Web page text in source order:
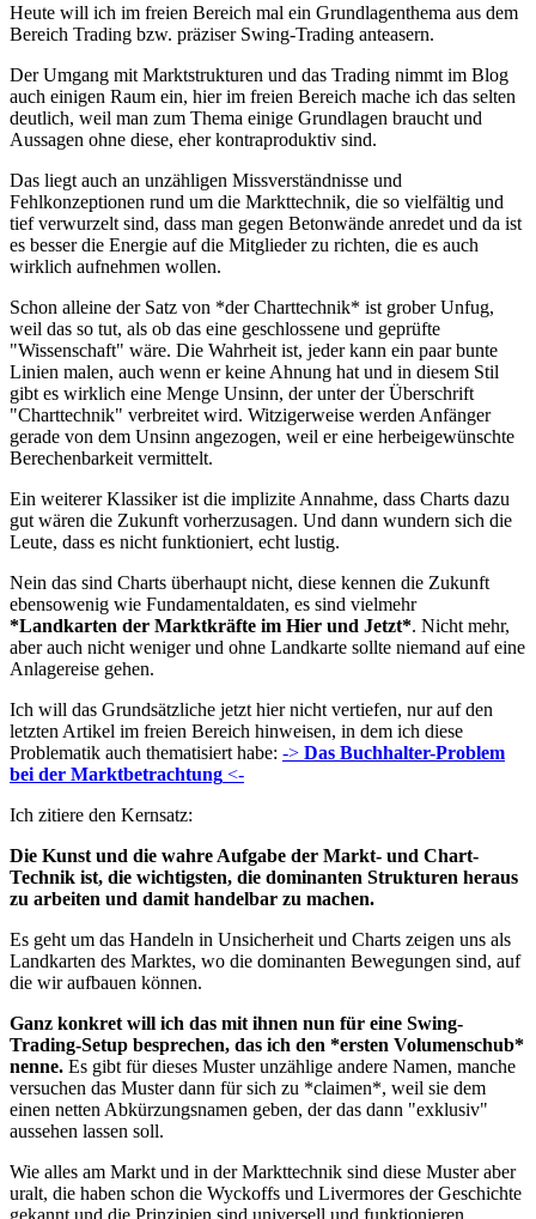
Heute will ich im freien Bereich mal ein Grundlagenthema aus dem
Bereich Trading bzw. präziser Swing-Trading anteasern.
Der Umgang mit Marktstrukturen und das Trading nimmt im Blog
auch einigen Raum ein, hier im freien Bereich mache ich das selten
deutlich, weil man zum Thema einige Grundlagen braucht und
Aussagen ohne diese, eher kontraproduktiv sind.
Das liegt auch an unzähligen Missverständnisse und
Fehlkonzeptionen rund um die Markttechnik, die so vielfältig und
tief verwurzelt sind, dass man gegen Betonwände anredet und da ist
es besser die Energie auf die Mitglieder zu richten, die es auch
wirklich aufnehmen wollen.
Schon alleine der Satz von *der Charttechnik* ist grober Unfug,
weil das so tut, als ob das eine geschlossene und geprüfte
"Wissenschaft" wäre. Die Wahrheit ist, jeder kann ein paar bunte
Linien malen, auch wenn er keine Ahnung hat und in diesem Stil
gibt es wirklich eine Menge Unsinn, der unter der Überschrift
"Charttechnik" verbreitet wird. Witzigerweise werden Anfänger
gerade von dem Unsinn angezogen, weil er eine herbeigewünschte
Berechenbarkeit vermittelt.
Ein weiterer Klassiker ist die implizite Annahme, dass Charts dazu
gut wären die Zukunft vorherzusagen. Und dann wundern sich die
Leute, dass es nicht funktioniert, echt lustig.
Nein das sind Charts überhaupt nicht, diese kennen die Zukunft
ebensowenig wie Fundamentaldaten, es sind vielmehr
*Landkarten der Marktkräfte im Hier und Jetzt*. Nicht mehr,
aber auch nicht weniger und ohne Landkarte sollte niemand auf eine
Anlagereise gehen.
Ich will das Grundsätzliche jetzt hier nicht vertiefen, nur auf den
letzten Artikel im freien Bereich hinweisen, in dem ich diese
Problematik auch thematisiert habe: -> Das Buchhalter-Problem
bei der Marktbetrachtung <-
Ich zitiere den Kernsatz:
Die Kunst und die wahre Aufgabe der Markt- und Chart-
Technik ist, die wichtigsten, die dominanten Strukturen heraus
zu arbeiten und damit handelbar zu machen.
Es geht um das Handeln in Unsicherheit und Charts zeigen uns als
Landkarten des Marktes, wo die dominanten Bewegungen sind, auf
die wir aufbauen können.
Ganz konkret will ich das mit ihnen nun für eine Swing-
Trading-Setup besprechen, das ich den *ersten Volumenschub*
nenne. Es gibt für dieses Muster unzählige andere Namen, manche
versuchen das Muster dann für sich zu *claimen*, weil sie dem
einen netten Abkürzungsnamen geben, der das dann "exklusiv"
aussehen lassen soll.
Wie alles am Markt und in der Markttechnik sind diese Muster aber
uralt, die haben schon die Wyckoffs und Livermores der Geschichte
gekannt und die Prinzipien sind universell und funktionieren